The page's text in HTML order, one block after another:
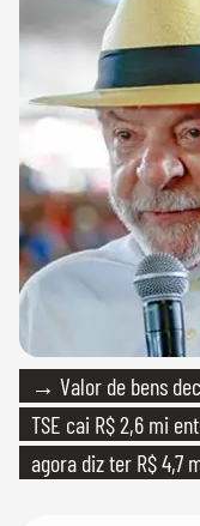
→ Valor de bens
TSE cai R$ 2,6 mi
agora diz ter R$ 4,7